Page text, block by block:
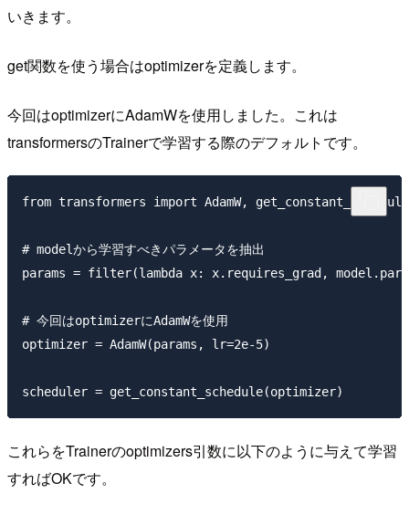
いきます。
get関数を使う場合はoptimizerを定義します。
今回はoptimizerにAdamWを使用しました。これは
transformersのTrainerで学習する際のデフォルトです。
from transformers import AdamW, get_constant_schedule
# modelから学習すべきパラメータを抽出
params = filter(lambda x: x.requires_grad,
# 今回はoptimizerにAdamWを使用
optimizer = AdamW(params, lr=2e-5)
これらをTrainerのoptimizers引数に以下のように与えて学習
すればOKです。